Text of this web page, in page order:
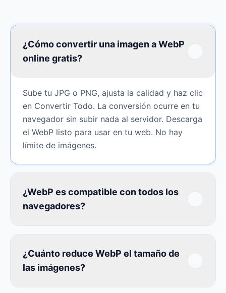
¿Cómo convertir una imagen a WebP
online gratis?
Sube tu JPG o PNG, ajusta la calidad y haz clic
en Convertir Todo. La conversión ocurre en tu
navegador sin subir nada al servidor. Descarga
el WebP listo para usar en tu web. No hay
límite de imágenes.
¿WebP es compatible con todos los
navegadores?
¿Cuánto reduce WebP el tamaño de
las imágenes?